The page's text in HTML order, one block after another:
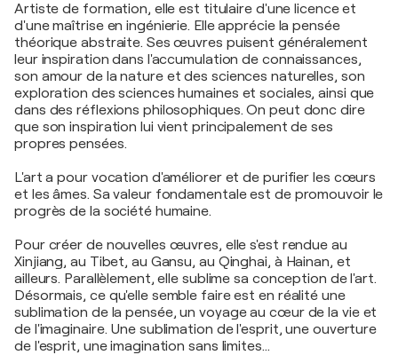
Artiste de formation, elle est titulaire d'une licence et
d'une maîtrise en ingénierie. Elle apprécie la pensée
théorique abstraite. Ses œuvres puisent généralement
leur inspiration dans l'accumulation de connaissances,
son amour de la nature et des sciences naturelles, son
exploration des sciences humaines et sociales, ainsi que
dans des réflexions philosophiques. On peut donc dire
que son inspiration lui vient principalement de ses
propres pensées.
L'art a pour vocation d'améliorer et de purifier les cœurs
et les âmes. Sa valeur fondamentale est de promouvoir le
progrès de la société humaine.
Pour créer de nouvelles œuvres, elle s'est rendue au
Xinjiang, au Tibet, au Gansu, au Qinghai, à Hainan, et
ailleurs. Parallèlement, elle sublime sa conception de l'art.
Désormais, ce qu'elle semble faire est en réalité une
sublimation de la pensée, un voyage au cœur de la vie et
de l'imaginaire. Une sublimation de l'esprit, une ouverture
de l'esprit, une imagination sans limites…